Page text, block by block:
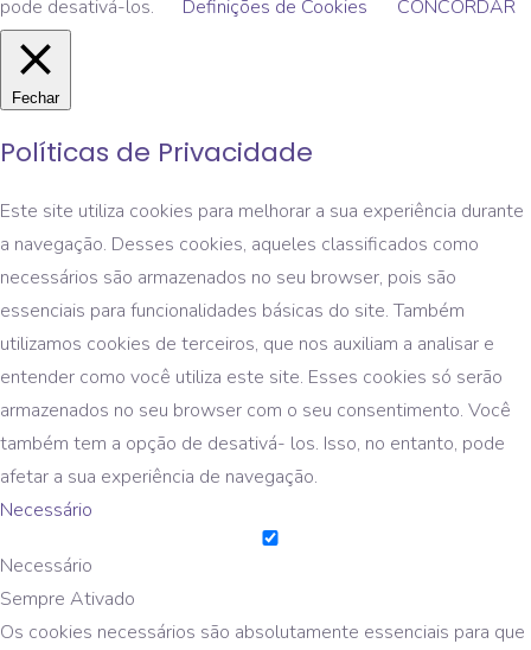
pode desativá-los. Definições de Cookies CONCORDAR
Fechar
Políticas de Privacidade
Este site utiliza cookies para melhorar a sua experiência durante
a navegação. Desses cookies, aqueles classificados como
necessários são armazenados no seu browser, pois são
essenciais para funcionalidades básicas do site. Também
utilizamos cookies de terceiros, que nos auxiliam a analisar e
entender como você utiliza este site. Esses cookies só serão
armazenados no seu browser com o seu consentimento. Você
também tem a opção de desativá- los. Isso, no entanto, pode
afetar a sua experiência de navegação.
Necessário
Necessário
Sempre Ativado
Os cookies necessários são absolutamente essenciais para que